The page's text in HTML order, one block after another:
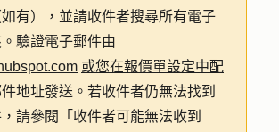
有），並請收件者搜尋所有電子
驗證電子郵件由
或您在報價單設定中配
地址發送。若收件者仍無法找到
請參閱「收件者可能無法收到